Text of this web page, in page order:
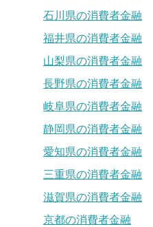
石川県の消費者金融
福井県の消費者金融
山梨県の消費者金融
長野県の消費者金融
岐阜県の消費者金融
静岡県の消費者金融
愛知県の消費者金融
三重県の消費者金融
滋賀県の消費者金融
京都の消費者金融